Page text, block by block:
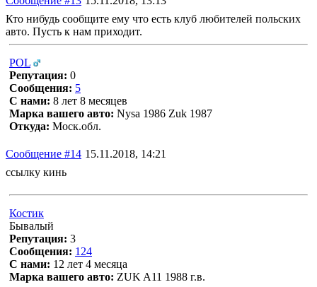
Кто нибудь сообщите ему что есть клуб любителей польских
авто. Пусть к нам приходит.
POL
Репутация: 0
Сообщения: 5
С нами: 8 лет 8 месяцев
Марка вашего авто: Nysa 1986 Zuk 1987
Откуда: Моск.обл.
Сообщение #14 15.11.2018, 14:21
ссылку кинь
Костик
Бывалый
Репутация: 3
Сообщения: 124
С нами: 12 лет 4 месяца
Марка вашего авто: ZUK A11 1988 г.в.